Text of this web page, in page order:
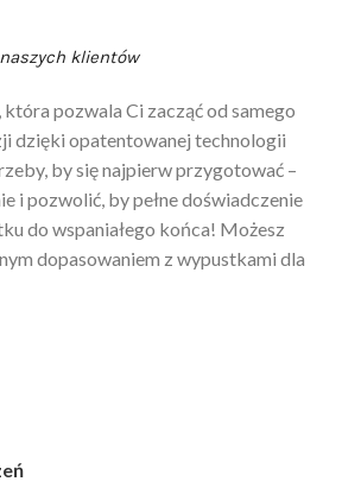
klientów
pozwala Ci zacząć od samego
dzięki opatentowanej technologii
by się najpierw przygotować –
i pozwolić, by pełne doświadczenie
do wspaniałego końca! Możesz
dopasowaniem z wypustkami dla